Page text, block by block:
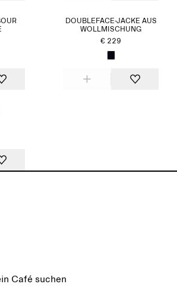
DOUBLEFACE-JACKE AUS
WOLLMISCHUNG
€ 229
Café suchen